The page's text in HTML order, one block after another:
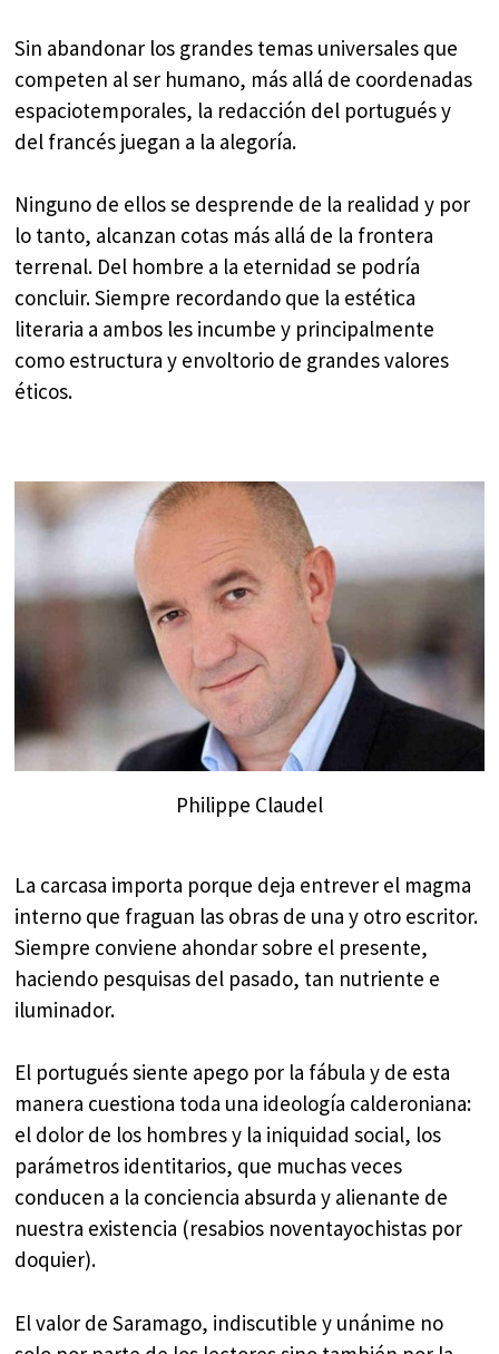
Sin abandonar los grandes temas universales que
competen al ser humano, más allá de coordenadas
espaciotemporales, la redacción del portugués y
del francés juegan a la alegoría.
Ninguno de ellos se desprende de la realidad y por
lo tanto, alcanzan cotas más allá de la frontera
terrenal. Del hombre a la eternidad se podría
concluir. Siempre recordando que la estética
literaria a ambos les incumbe y principalmente
como estructura y envoltorio de grandes valores
éticos.
Philippe Claudel
La carcasa importa porque deja entrever el magma
interno que fraguan las obras de una y otro escritor.
Siempre conviene ahondar sobre el presente,
haciendo pesquisas del pasado, tan nutriente e
iluminador.
El portugués siente apego por la fábula y de esta
manera cuestiona toda una ideología calderoniana:
el dolor de los hombres y la iniquidad social, los
parámetros identitarios, que muchas veces
conducen a la conciencia absurda y alienante de
nuestra existencia (resabios noventayochistas por
doquier).
El valor de Saramago, indiscutible y unánime no